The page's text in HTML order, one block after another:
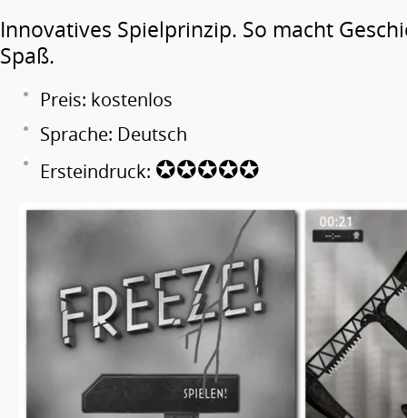
Innovatives Spielprinzip. So macht
Spaß.
Preis: kostenlos
Sprache: Deutsch
Ersteindruck: ✪✪✪✪✪